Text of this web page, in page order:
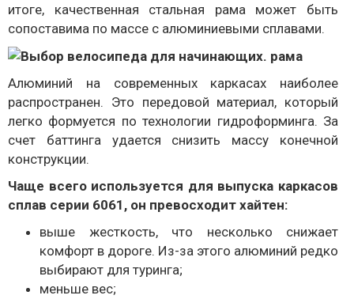
итоге, качественная стальная рама может быть
сопоставима по массе с алюминиевыми сплавами.
Алюминий на современных каркасах наиболее
распространен. Это передовой материал, который
легко формуется по технологии гидроформинга. За
счет баттинга удается снизить массу конечной
конструкции.
Чаще всего используется для выпуска каркасов
сплав серии 6061, он превосходит хайтен:
выше жесткость, что несколько снижает
комфорт в дороге. Из-за этого алюминий редко
выбирают для туринга;
меньше вес;